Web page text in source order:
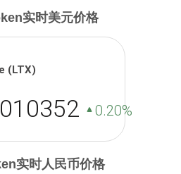
实时美元价格
(LTX)
0.20%
实时人民币价格